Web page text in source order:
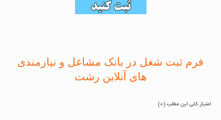
فرم ثبت شغل در بانک مشاغل و نیازمندی
های آنلاین رشت
امتیاز کلی این مطلب (0)